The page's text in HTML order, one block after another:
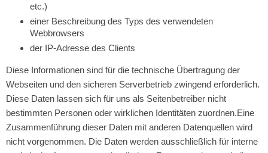
etc.)
einer Beschreibung des Typs des verwendeten
Webbrowsers
der IP-Adresse des Clients
Diese Informationen sind für die technische Übertragung der
Webseiten und den sicheren Serverbetrieb zwingend erforderlich.
Diese Daten lassen sich für uns als Seitenbetreiber nicht
bestimmten Personen oder wirklichen Identitäten zuordnen.Eine
Zusammenführung dieser Daten mit anderen Datenquellen wird
nicht vorgenommen. Die Daten werden ausschließlich für interne